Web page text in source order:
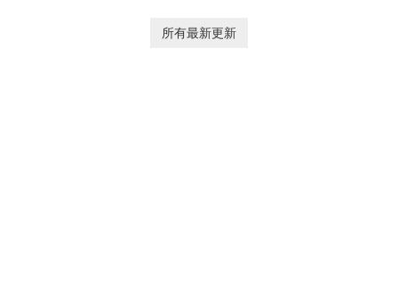
Combat Cards - 40K, a card
allowing you to enhance your
所有最新更新